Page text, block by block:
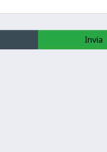
Invia